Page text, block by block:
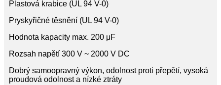
Plastová krabice (UL 94 V-0)
Pryskyřičné těsnění (UL 94 V-0)
Hodnota kapacity max. 200 μF
Rozsah napětí 300 V ~ 2000 V DC
Dobrý samoopravný výkon, odolnost proti přepětí, vysoká
proudová odolnost a nízké ztráty